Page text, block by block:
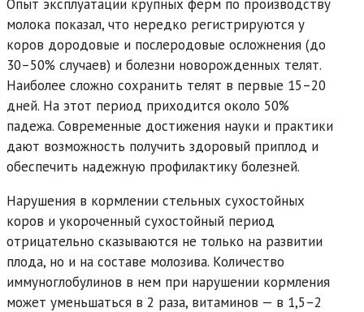
Опыт эксплуатации крупных ферм по производству
молока показал, что нередко регистрируются у
коров дородовые и послеродовые осложнения (до
30–50% случаев) и болезни новорожденных телят.
Наиболее сложно сохранить телят в первые 15–20
дней. На этот период приходится около 50%
падежа. Современные достижения науки и практики
дают возможность получить здоровый приплод и
обеспечить надежную профилактику болезней.
Нарушения в кормлении стельных сухостойных
коров и укороченный сухостойный период
отрицательно сказываются не только на развитии
плода, но и на составе молозива. Количество
иммуноглобулинов в нем при нарушении кормления
может уменьшаться в 2 раза, витаминов — в 1,5–2